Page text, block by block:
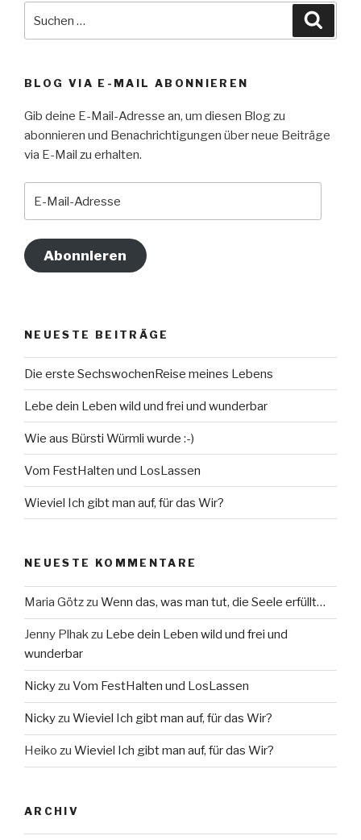
BLOG VIA E-MAIL ABONNIEREN
Gib deine E-Mail-Adresse an, um diesen Blog zu
abonnieren und Benachrichtigungen über neue Beiträge
via E-Mail zu erhalten.
Abonnieren
NEUESTE BEITRÄGE
Die erste SechswochenReise meines Lebens
Lebe dein Leben wild und frei und wunderbar
Wie aus Bürsti Würmli wurde :-)
Vom FestHalten und LosLassen
Wieviel Ich gibt man auf, für das Wir?
NEUESTE KOMMENTARE
Maria Götzzu Wenn das, was man tut, die Seele erfüllt…
Jenny Plhakzu Lebe dein Leben wild und frei und
wunderbar
Nickyzu Vom FestHalten und LosLassen
Nickyzu Wieviel Ich gibt man auf, für das Wir?
Heiko zu Wieviel Ich gibt man auf, für das Wir?
ARCHIV